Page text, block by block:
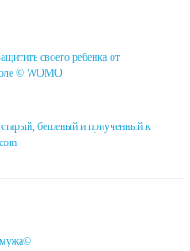
своего ребенка от
© WOMO
бешеный и приученный к
мужа©